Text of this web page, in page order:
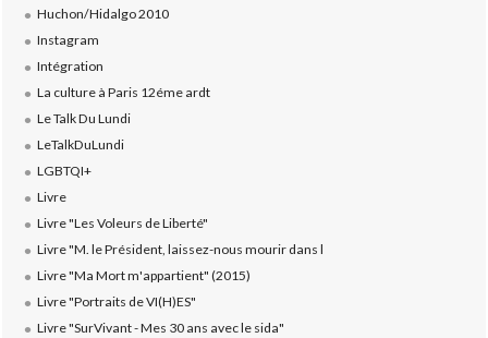
Huchon/Hidalgo 2010
Instagram
Intégration
La culture à Paris 12éme ardt
Le Talk Du Lundi
LeTalkDuLundi
LGBTQI+
Livre
Livre "Les Voleurs de Liberté"
Livre "M. le Président, laissez-nous mourir dans l
Livre "Ma Mort m'appartient" (2015)
Livre "Portraits de VI(H)ES"
Livre "SurVivant - Mes 30 ans avec le sida"